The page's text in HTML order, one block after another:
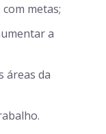
metas;
a
áreas da